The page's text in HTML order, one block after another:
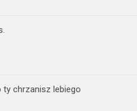
ty chrzanisz lebiego